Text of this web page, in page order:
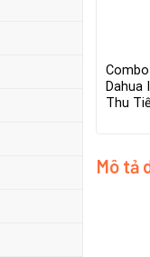
Dahua
Thu
Mô tả